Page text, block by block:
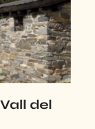
del